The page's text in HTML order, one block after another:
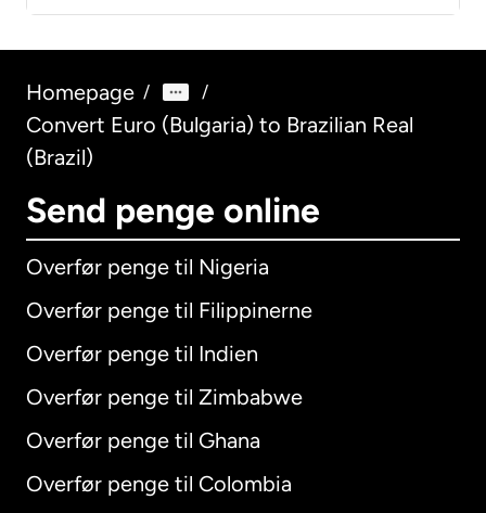
Homepage / /
Convert Euro (Bulgaria) to Brazilian Real
(Brazil)
Send penge online
Overfør penge til Nigeria
Overfør penge til Filippinerne
Overfør penge til Indien
Overfør penge til Zimbabwe
Overfør penge til Ghana
Overfør penge til Colombia